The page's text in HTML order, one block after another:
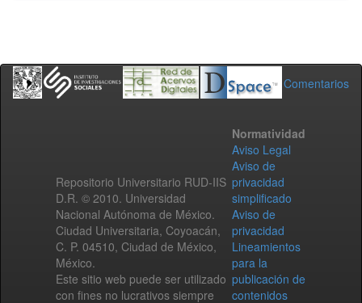
Comentarios
Repositorio Universitario RUD-IIS
D.R. © 2010. Universidad
Nacional Autónoma de México.
Ciudad Universitaria, Coyoacán,
C. P. 04510, Ciudad de México,
México.
Este sitio web puede ser utilizado
con fines no lucrativos siempre
Normatividad
Aviso Legal
Aviso de
privacidad
simplificado
Aviso de
privacidad
Lineamientos
para la
publicación de
contenidos